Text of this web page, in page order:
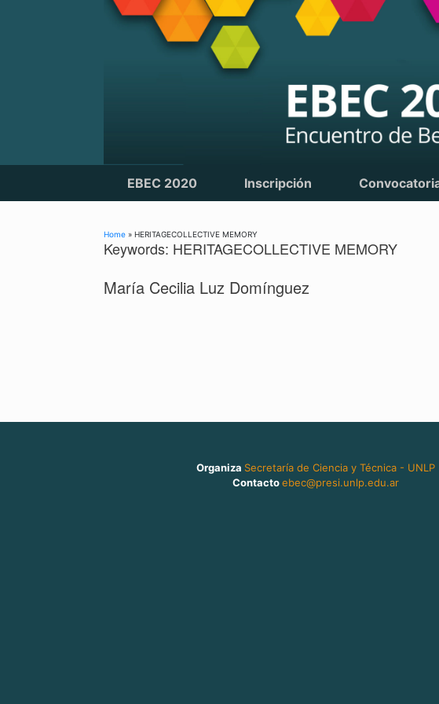
EBEC 2020 Inscripción
Home » HERITAGECOLLECTIVE MEMORY
Keywords: HERITAGECOLLECTIVE MEMORY
María Cecilia Luz Domínguez
Organiza Secretaría de Ciencia y Técnica - UNLP
Contactoebec@presi.unlp.edu.ar